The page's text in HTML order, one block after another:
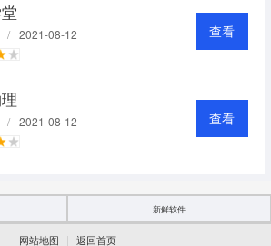
/ 2021-08-12 查看
/ 2021-08-12 查看
新鲜软件
网站地图 | 返回首页